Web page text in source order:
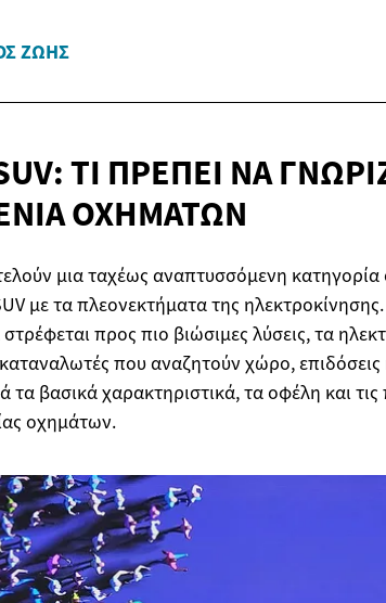
ΖΩΉΣ
ΤΙ ΠΡΈΠΕΙ ΝΑ
ΟΧΗΜΆΤΩΝ
μια ταχέως αναπτυσσόμενη
με τα πλεονεκτήματα της
προς πιο βιώσιμες λύσεις, τα
που αναζητούν χώρο, επιδόσεις
τα βασικά χαρακτηριστικά, τα οφέλη και
οχημάτων.